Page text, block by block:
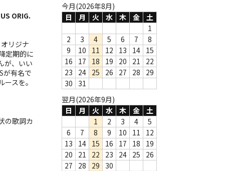
ORIG.
リジナ
定期的に
が、いい
が有名で
スを。
の歌詞カ
今月(2026年8月)
日
月 火 水 木 金
土
1
2
3 4 5 6 7
8
9
10 11 12 13 14 15
16
17 18 19 20 21
22
23
24 25 26 27 28
29
30
31
翌月(2026年9月)
日
月 火 水 木 金
土
1
2 3 4
5
6
7 8 9 10 11
12
13
14 15 16 17 18
19
20
21 22 23 24 25
26
27
28 29
30